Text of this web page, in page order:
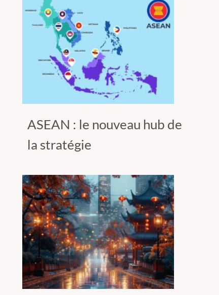
ASEAN : le nouveau hub de
la stratégie